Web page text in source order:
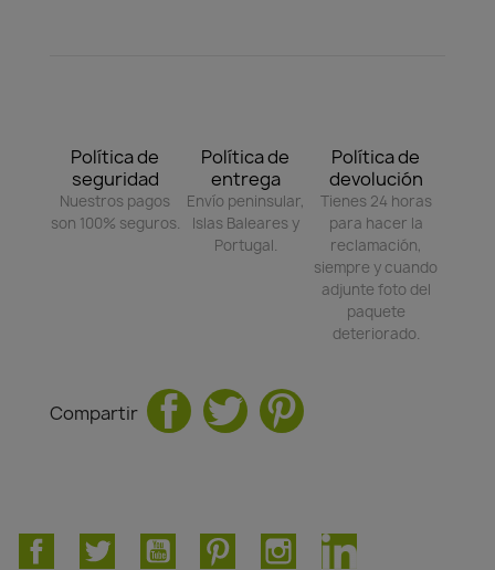
Política de
seguridad
Nuestros pagos
son 100% seguros.
Política de
entrega
Envío peninsular,
Islas Baleares y
Portugal.
Política de
devolución
Tienes 24 horas
para hacer la
reclamación,
siempre y cuando
adjunte foto del
paquete
deteriorado.
Compartir
FacebookTwitter YouTube PinterestInstagramLinkedIn